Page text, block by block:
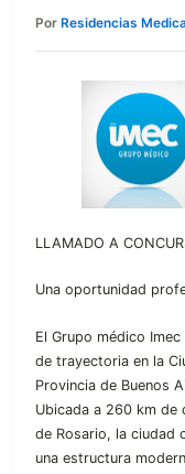
Por Residencias
LLAMADO A
Una oportunidad
El Grupo médico
de trayectoria en la
Provincia de Buenos
Ubicada a 260 km de
de Rosario, la ciudad
una estructura